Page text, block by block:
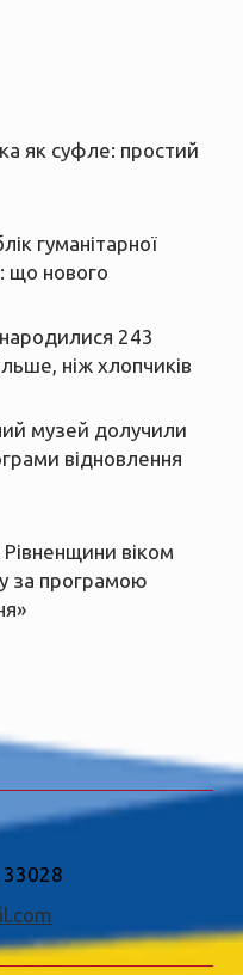
як суфле: простий
гуманітарної
що нового
243
ніж хлопчиків
музей долучили
відновлення
віком
за програмою
33028